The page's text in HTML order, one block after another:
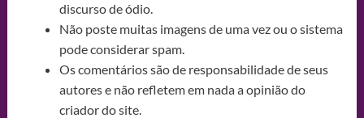
discurso de ódio.
Não poste muitas imagens de uma vez ou o sistema
pode considerar spam.
Os comentários são de responsabilidade de seus
autores e não refletem em nada a opinião do
criador do site.